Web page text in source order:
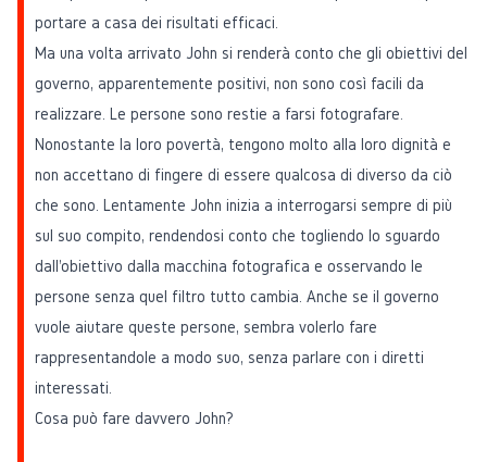
portare a casa dei risultati efficaci.
Ma una volta arrivato John si renderà conto che gli obiettivi del
governo, apparentemente positivi, non sono così facili da
realizzare. Le persone sono restie a farsi fotografare.
Nonostante la loro povertà, tengono molto alla loro dignità e
non accettano di fingere di essere qualcosa di diverso da ciò
che sono. Lentamente John inizia a interrogarsi sempre di più
sul suo compito, rendendosi conto che togliendo lo sguardo
dall'obiettivo dalla macchina fotografica e osservando le
persone senza quel filtro tutto cambia. Anche se il governo
vuole aiutare queste persone, sembra volerlo fare
rappresentandole a modo suo, senza parlare con i diretti
interessati.
Cosa può fare davvero John?